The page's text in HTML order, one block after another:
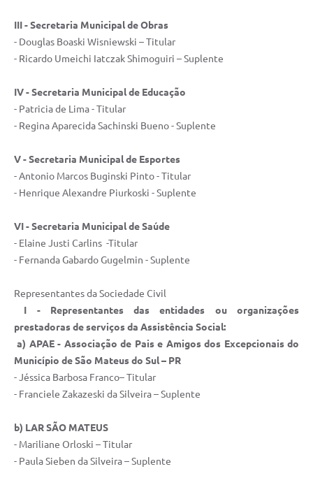
Projetos
Logo Prefeitura de São Mateus do Sul
Links
SIC
Briefing de Ações, Divulgações e Eventos
Solicitação de Remoção: Instituições Escolares
Telefones Úteis
III - Secretaria Municipal de Obras
- Douglas Boaski Wisniewski – Titular
- Ricardo Umeichi Iatczak Shimoguiri – Suplente
IV - Secretaria Municipal de Educação
- Patricia de Lima - Titular
- Regina Aparecida Sachinski Bueno - Suplente
V - Secretaria Municipal de Esportes
- Antonio Marcos Buginski Pinto - Titular
- Henrique Alexandre Piurkoski - Suplente
VI - Secretaria Municipal de Saúde
- Elaine Justi Carlins -Titular
- Fernanda Gabardo Gugelmin - Suplente
Representantes da Sociedade Civil
I - Representantes das entidades ou organizações
prestadoras de serviços da Assistência Social:
a) APAE - Associação de Pais e Amigos dos Excepcionais do
Município de São Mateus do Sul – PR
- Jéssica Barbosa Franco– Titular
- Franciele Zakazeski da Silveira – Suplente
b) LAR SÃO MATEUS
- Mariliane Orloski – Titular
- Paula Sieben da Silveira – Suplente